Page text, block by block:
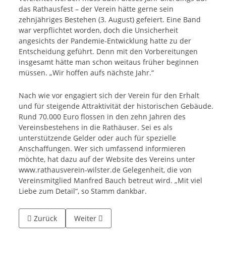
das Rathausfest – der Verein hätte gerne sein
zehnjähriges Bestehen (3. August) gefeiert. Eine Band
war verpflichtet worden, doch die Unsicherheit
angesichts der Pandemie-Entwicklung hatte zu der
Entscheidung geführt. Denn mit den Vorbereitungen
insgesamt hätte man schon weitaus früher beginnen
müssen. „Wir hoffen aufs nächste Jahr.“
Nach wie vor engagiert sich der Verein für den Erhalt
und für steigende Attraktivität der historischen Gebäude.
Rund 70.000 Euro flossen in den zehn Jahren des
Vereinsbestehens in die Rathäuser. Sei es als
unterstützende Gelder oder auch für spezielle
Anschaffungen. Wer sich umfassend informieren
möchte, hat dazu auf der Website des Vereins unter
www.rathausverein-wilster.de Gelegenheit, die von
Vereinsmitglied Manfred Bauch betreut wird. „Mit viel
Liebe zum Detail“, so Stamm dankbar.
Vorheriger Beitrag: Die Heimat als bewährte Marke (shz
Zurück Nächster Beitrag: Wiener Blond im Grünen
Weiter